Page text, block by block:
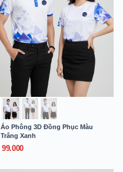
Áo Phông 3D Đồng Phục Màu
Trắng Xanh
99.000